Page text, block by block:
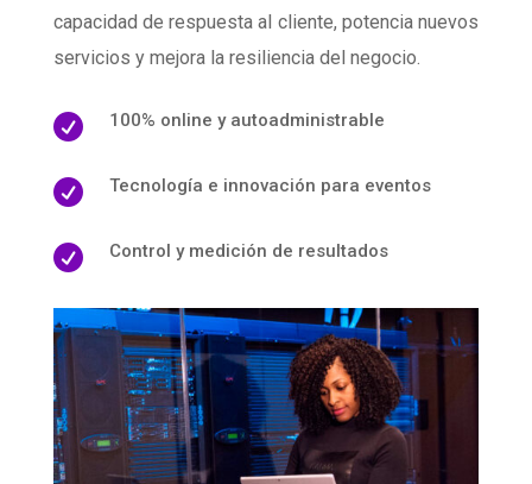
capacidad de respuesta al cliente, potencia nuevos
servicios y mejora la resiliencia del negocio.
 100% online y autoadministrable
 Tecnología e innovación para eventos
 Control y medición de resultados